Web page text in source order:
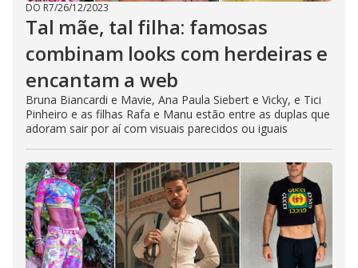
DO R7/26/12/2023
Tal mãe, tal filha: famosas
combinam looks com herdeiras e
encantam a web
Bruna Biancardi e Mavie, Ana Paula Siebert e Vicky, e Tici
Pinheiro e as filhas Rafa e Manu estão entre as duplas que
adoram sair por aí com visuais parecidos ou iguais